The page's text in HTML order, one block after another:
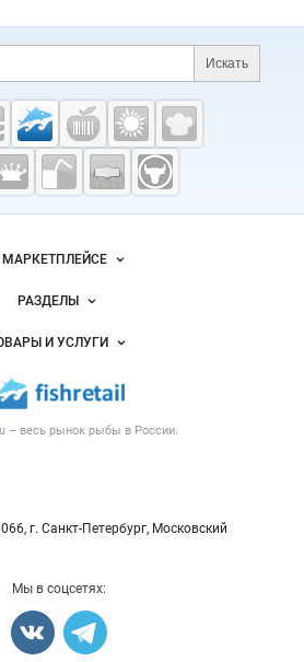
информация
Поиск по сайту и
Искать
полезные проекты
Fishretail.ru —
рыба,
морепродукты
и контакты
– весь рынок рыбы в России.
г. Санкт-Петербург, Московский
МАРКЕТПЛЕЙСЕ
Новости Fishretail.ru
рекламы
Публичная оферта
информация
персональных данных
РАЗДЕЛЫ
Объявления
Новости рынка
Блог
И УСЛУГИ
Рыба
Икра
Мы в соцсетях: